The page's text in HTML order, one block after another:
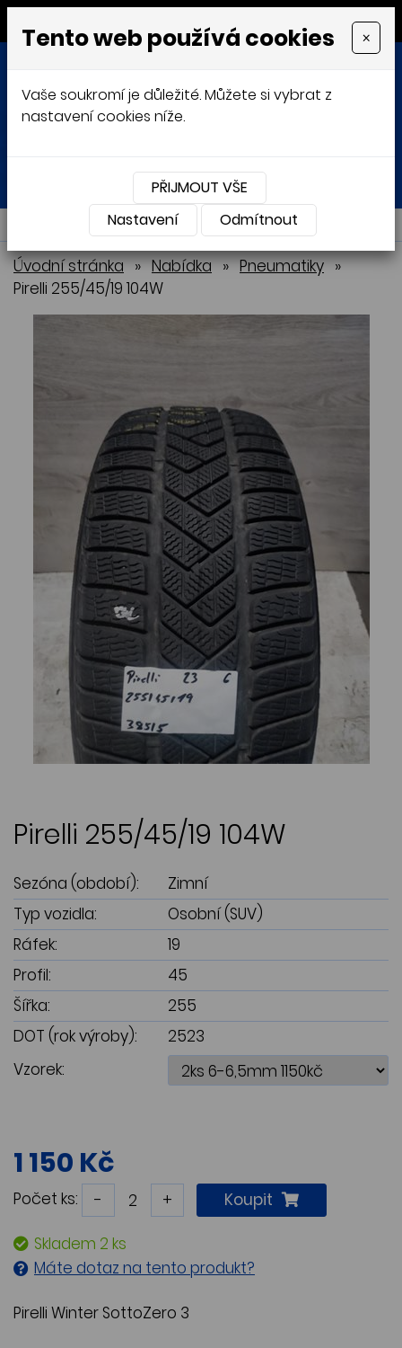
MENU
Přihlásit Košík
NABÍDKA
Úvodní stránka » Nabídka » Pneumatiky »
Pirelli 255/45/19 104W
Pirelli 255/45/19 104W
Sezóna (období):
Zimní
Typ vozidla:
Osobní (SUV)
Ráfek:
19
Profil:
45
Šířka:
255
DOT (rok výroby):
2523
Vzorek:
1 150 Kč
Počet ks: - + Koupit
Skladem 2 ks
Máte dotaz na tento produkt?
Pirelli Winter SottoZero 3
Tento web používá cookies ×
Vaše soukromí je důležité. Můžete si vybrat z
nastavení cookies níže.
PŘIJMOUT VŠE
Nastavení
Odmítnout